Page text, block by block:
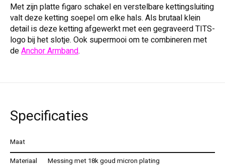
Met zijn platte figaro schakel en verstelbare kettingsluiting
valt deze ketting soepel om elke hals. Als brutaal klein
detail is deze ketting afgewerkt met een gegraveerd TITS-
logo bij het slotje. Ook supermooi om te combineren met
deAnchor Armband.
Specificaties
Maat
Materiaal
Messing met 18k goud micron plating